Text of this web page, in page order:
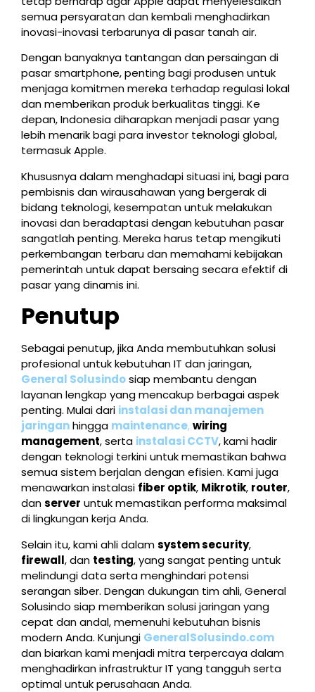
semua persyaratan dan kembali menghadirkan
inovasi-inovasi terbarunya di pasar tanah air.
Dengan banyaknya tantangan dan persaingan di
pasar smartphone, penting bagi produsen untuk
menjaga komitmen mereka terhadap regulasi lokal
dan memberikan produk berkualitas tinggi. Ke
depan, Indonesia diharapkan menjadi pasar yang
lebih menarik bagi para investor teknologi global,
termasuk Apple.
Khususnya dalam menghadapi situasi ini, bagi para
pembisnis dan wirausahawan yang bergerak di
bidang teknologi, kesempatan untuk melakukan
inovasi dan beradaptasi dengan kebutuhan pasar
sangatlah penting. Mereka harus tetap mengikuti
perkembangan terbaru dan memahami kebijakan
pemerintah untuk dapat bersaing secara efektif di
pasar yang dinamis ini.
Penutup
Sebagai penutup, jika Anda membutuhkan solusi
profesional untuk kebutuhan IT dan jaringan,
General Solusindosiap membantu dengan
layanan lengkap yang mencakup berbagai aspek
penting. Mulai dari instalasi dan manajemen
jaringanhingga maintenance,wiring
management, serta instalasi CCTV, kami hadir
dengan teknologi terkini untuk memastikan bahwa
semua sistem berjalan dengan efisien. Kami juga
menawarkan instalasi fiber optik, Mikrotik, router,
danserver untuk memastikan performa maksimal
di lingkungan kerja Anda.
Selain itu, kami ahli dalamsystem security,
firewall, dan testing, yang sangat penting untuk
melindungi data serta menghindari potensi
serangan siber. Dengan dukungan tim ahli, General
Solusindo siap memberikan solusi jaringan yang
cepat dan andal, memenuhi kebutuhan bisnis
modern Anda. Kunjungi GeneralSolusindo.com
dan biarkan kami menjadi mitra terpercaya dalam
menghadirkan infrastruktur IT yang tangguh serta
optimal untuk perusahaan Anda.